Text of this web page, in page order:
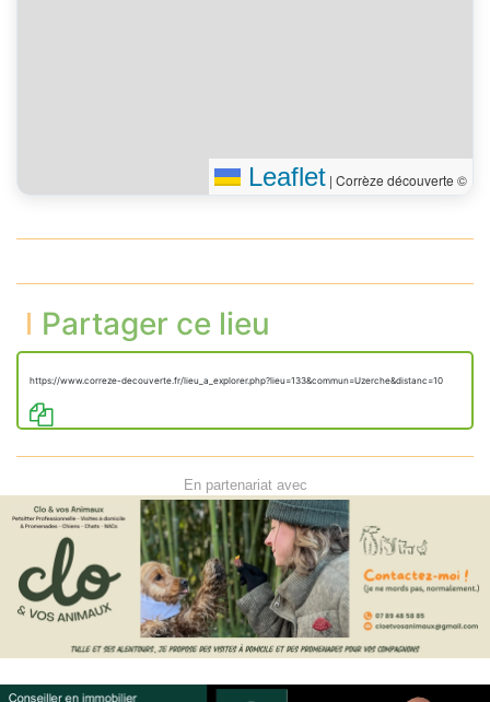
Leaflet | Corrèze découverte ©
Partager ce lieu
https://www.correze-decouverte.fr/lieu_a_explorer.php?lieu=133&commun=Uzerche&distanc=10
En partenariat avec